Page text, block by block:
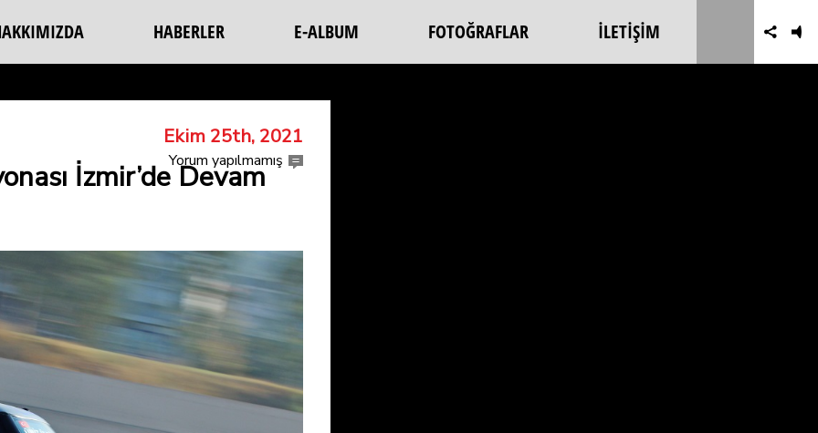
HABERLER E-ALBUM FOTOĞRAFLAR İLETİŞİM
Ekim 25th, 2021
Yorum yapılmamış
İzmir’de Devam